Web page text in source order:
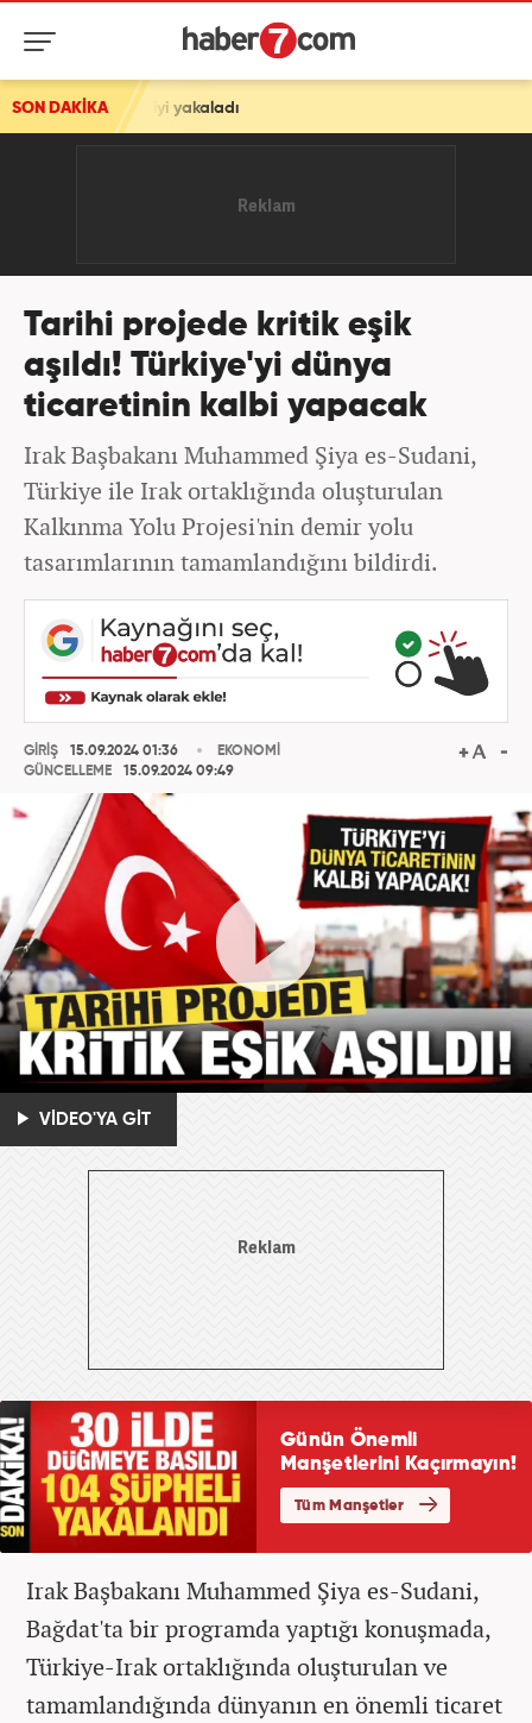
SON DAKİKA
yakaladı
Tarihi projede kritik eşik
aşıldı! Türkiye'yi dünya
ticaretinin kalbi yapacak
Irak Başbakanı Muhammed Şiya es-Sudani,
Türkiye ile Irak ortaklığında oluşturulan
Kalkınma Yolu Projesi'nin demir yolu
tasarımlarının tamamlandığını bildirdi.
GİRİŞ
15.09.2024 01:36
GÜNCELLEME
15.09.2024 09:49
EKONOMİ
VİDEO'YA GİT
Irak Başbakanı Muhammed Şiya es-Sudani,
Bağdat'ta bir programda yaptığı konuşmada,
Türkiye-Irak ortaklığında oluşturulan ve
tamamlandığında dünyanın en önemli ticaret